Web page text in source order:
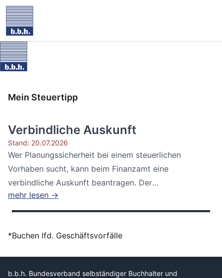
Mein Steuertipp
Verbindliche Auskunft
Stand: 20.07.2026
Wer Planungssicherheit bei einem steuerlichen
Vorhaben sucht, kann beim Finanzamt eine
verbindliche Auskunft beantragen. Der
Bundesfinanzhof...
mehr lesen →
*Buchen lfd. Geschäftsvorfälle
b.b.h. Bundesverband selbständiger Buchhalter und